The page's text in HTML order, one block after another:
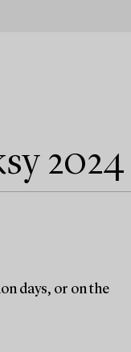
2024
days, or on the